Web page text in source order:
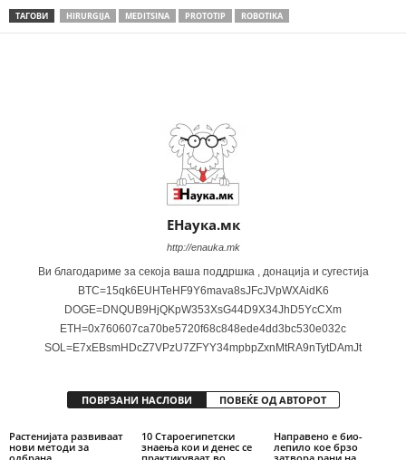
ТАГОВИ HIRURGIJA MEDITSINA PROTOTIP ROBOTIKA
ЕНаука.мк
http://enauka.mk
Ви благодариме за секоја ваша поддршка , донација и сугестија
BTC=15qk6EUHTeHF9Y6mava8sJFcJVpWXAidK6
DOGE=DNQUB9HjQKpW353XsG44D9X34JhD5YcCXm
ETH=0x760607ca70be5720f68c848ede4dd3bc530e032c
SOL=E7xEBsmHDcZ7VPzU7ZFYY34mpbpZxnMtRA9nTytDAmJt
ПОВРЗАНИ НАСЛОВИ ПОВЕЌЕ ОД АВТОРОТ
Растенијата развиваат
нови методи за
10 Староегипетски
знаења кои и денес се
Направено е био-
лепило кое брзо